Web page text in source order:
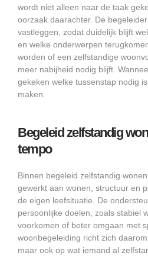
wordt niet alleen naar de taak
oorzaak daarachter. De
vastleggen, zodat duidelijk blijft
en welke onderwerpen
worden of een zelfstandige
meer nabijheid nodig blijft.
gekeken welke tussenstap nodig
maken.
Begeleid zelfstandig
tempo
Binnen begeleid zelfstandig
gewerkt aan wonen, structuur en
de eigen leefsituatie. De
persoonlijke doelen, zoals stabiel
voorkomen of beter omgaan met
woonbegeleiding richt zich
maar ook op wat iemand al